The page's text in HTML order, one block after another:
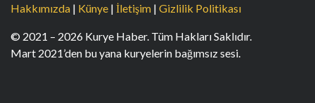
Hakkımızda | Künye | İletişim | Gizlilik Politikası
© 2021 – 2026 Kurye Haber. Tüm Hakları Saklıdır.
Mart 2021’den bu yana kuryelerin bağımsız sesi.